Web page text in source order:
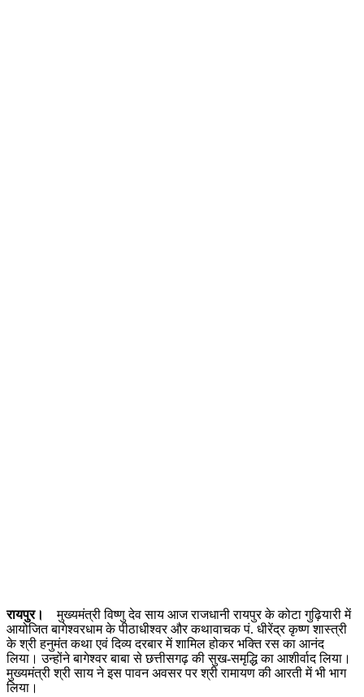
रायपुर।
मुख्यमंत्री विष्णु देव साय आज राजधानी रायपुर के कोटा गुढ़ियारी में
आयोजित बागेश्वरधाम के पीठाधीश्वर और कथावाचक पं. धीरेंद्र कृष्ण शास्त्री
के श्री हनुमंत कथा एवं दिव्य दरबार में शामिल होकर भक्ति रस का आनंद
लिया। उन्होंने बागेश्वर बाबा से छत्तीसगढ़ की सुख-समृद्धि का आशीर्वाद लिया।
मुख्यमंत्री श्री साय ने इस पावन अवसर पर श्री रामायण की आरती में भी भाग
लिया।